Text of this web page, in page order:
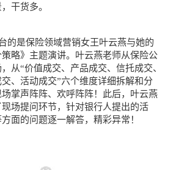
干货多。
的是保险领域营销女王叶云燕与她的
策略》主题演讲。叶云燕老师从保险公
从“价值成交、产品成交、信托成交、
、活动成交”六个维度详细拆解和分
掌声阵阵、欢呼阵阵！此后，叶云燕
场提问环节，针对银行人提出的活
面的问题逐一解答，精彩异常！